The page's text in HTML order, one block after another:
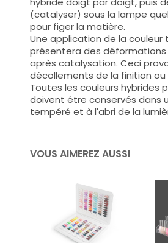
(catalyser) sous la lampe
pour figer la matière.
Une application de la couleur
présentera des
après catalysation. Ceci
décollements de la finition
Toutes les couleurs hybrides
doivent être conservés dans
tempéré et à l'abri de la
VOUS AIMEREZ AUSSI